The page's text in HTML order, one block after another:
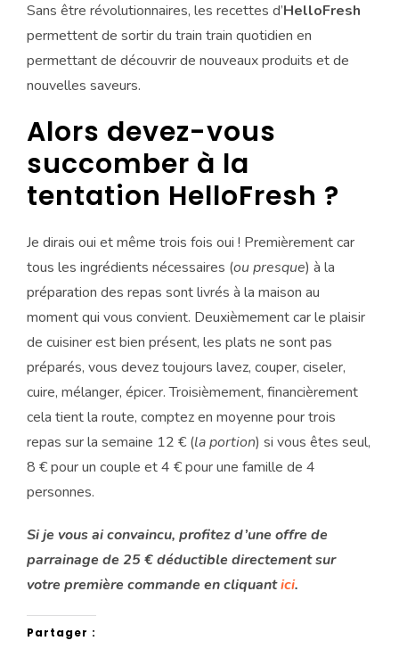
Sans être révolutionnaires, les recettes d’HelloFresh
permettent de sortir du train train quotidien en
permettant de découvrir de nouveaux produits et de
nouvelles saveurs.
Alors devez-vous
succomber à la
tentation HelloFresh ?
Je dirais oui et même trois fois oui ! Premièrement car
tous les ingrédients nécessaires (ou presque) à la
préparation des repas sont livrés à la maison au
moment qui vous convient. Deuxièmement car le plaisir
de cuisiner est bien présent, les plats ne sont pas
préparés, vous devez toujours lavez, couper, ciseler,
cuire, mélanger, épicer. Troisièmement, financièrement
cela tient la route, comptez en moyenne pour trois
repas sur la semaine 12 € (la portion) si vous êtes seul,
8 € pour un couple et 4 € pour une famille de 4
personnes.
Si je vous ai convaincu, profitez d’une offre de
parrainage de 25 € déductible directement sur
votre première commande en cliquantici.
Partager :